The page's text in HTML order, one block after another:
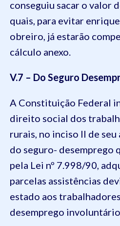
conseguiu sacar o valor
quais, para evitar
obreiro, já estarão
cálculo anexo.
V.7 – Do Seguro
A Constituição Federal
direito social dos
rurais, no inciso II de
do seguro- desemprego
pela Lei nº 7.998/90,
parcelas assistências
estado aos
desemprego involuntário.